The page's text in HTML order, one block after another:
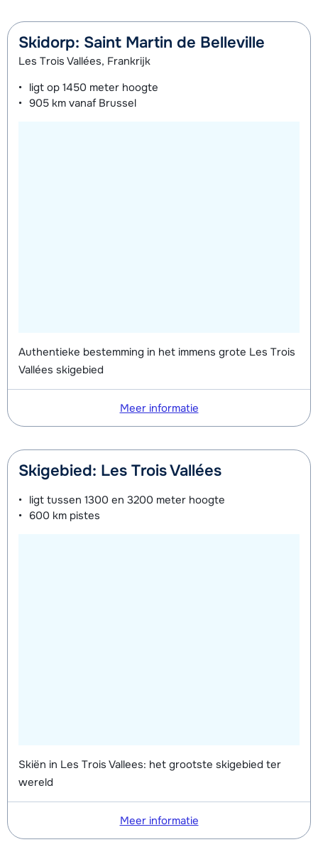
Skidorp: Saint Martin de Belleville
Les Trois Vallées, Frankrijk
ligt op 1450 meter hoogte
905 km vanaf Brussel
Authentieke bestemming in het immens grote Les Trois
Vallées skigebied
Meer informatie
Skigebied: Les Trois Vallées
ligt tussen 1300 en 3200 meter hoogte
600 km pistes
Skiën in Les Trois Vallees: het grootste skigebied ter
wereld
Meer informatie